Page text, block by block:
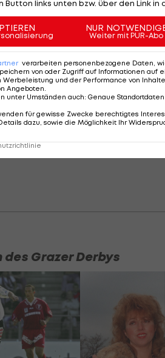
Grazer Derbys
links unten bzw. über den Link in
NUR
Weiter mit PUR-Abo
verarbeiten personenbezogene Daten,
von oder Zugriff auf Informationen auf
Werbeleistung und der Performance von
Angeboten
unter Umständen auch: Genaue
für gewisse Zwecke berechtigtes
dazu, sowie die Möglichkeit Ihr